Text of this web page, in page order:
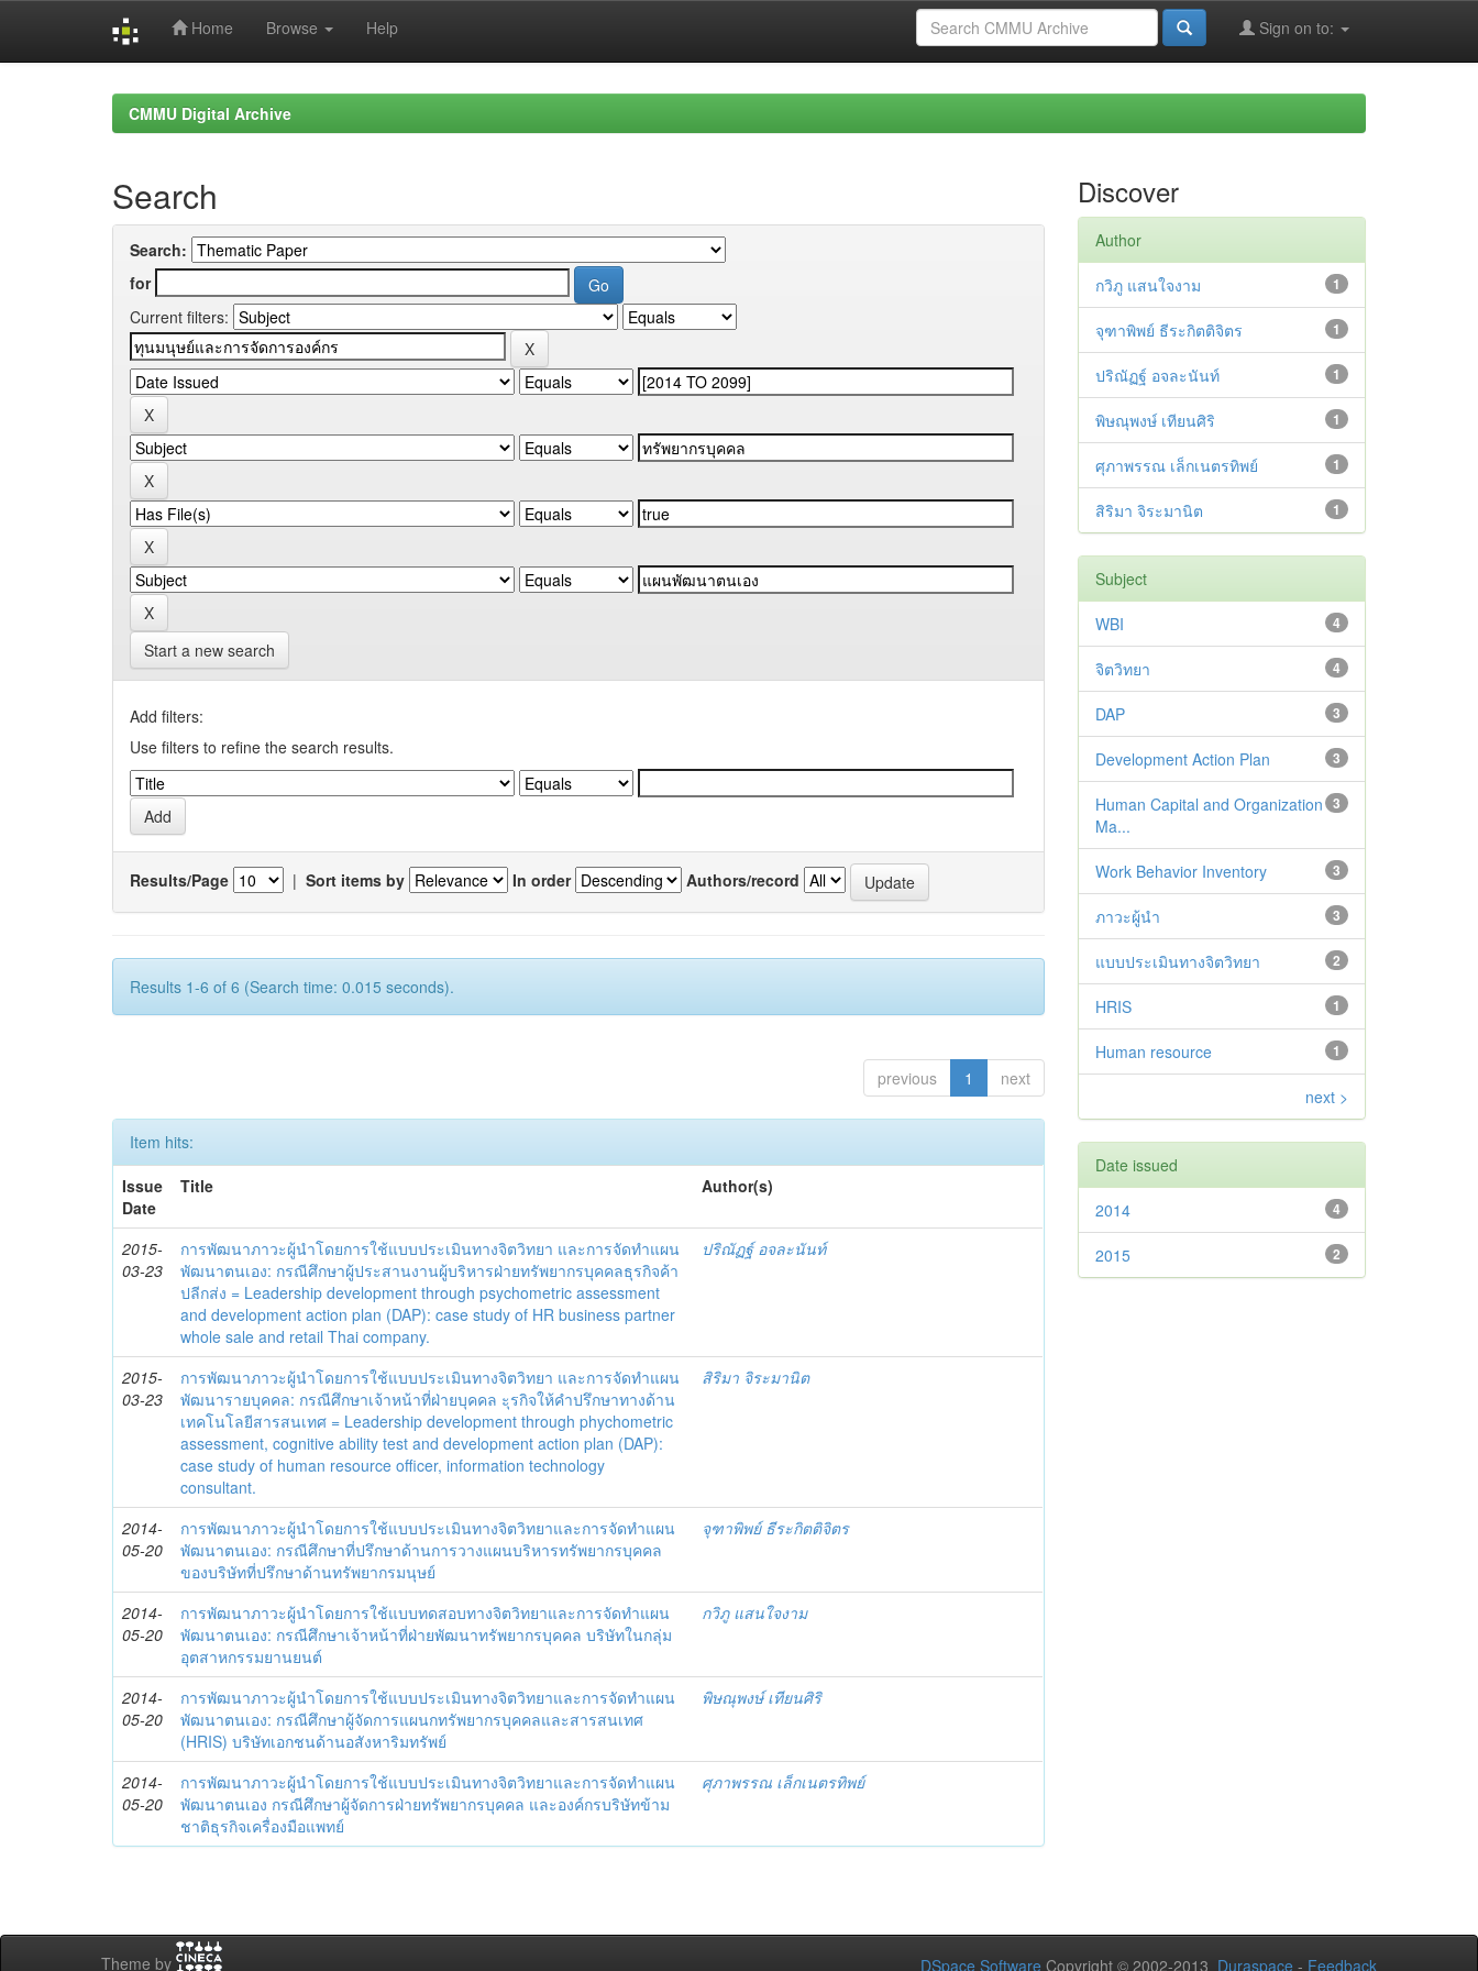
Home Browse Help Sign on to:
CMMU Digital Archive
Search
Search:
for
Current filters:
Start a new search
Add filters:
Use filters to refine the search results.
Results/Page | Sort items by In order Authors/record
Results 1-6 of 6 (Search time: 0.015 seconds).
previous 1 next
Item hits:
Issue
Date
Title Author(s)
2015-
03-23
การพัฒนาภาวะผู้นำโดยการใช้แบบประเมินทางจิตวิทยา และการจัดทำแผน
พัฒนาตนเอง: กรณีศึกษาผู้ประสานงานผู้บริหารฝ่ายทรัพยากรบุคคลธุรกิจค้า
ปลีกส่ง = Leadership development through psychometric assessment
and development action plan (DAP): case study of HR business partner
whole sale and retail Thai company.
ปริณัฏฐ์ อจละนันท์
2015-
03-23
การพัฒนาภาวะผู้นำโดยการใช้แบบประเมินทางจิตวิทยา และการจัดทำแผน
พัฒนารายบุคคล: กรณีศึกษาเจ้าหน้าที่ฝ่ายบุคคล ะุรกิจให้คำปรึกษาทางด้าน
เทคโนโลยีสารสนเทศ = Leadership development through phychometric
assessment, cognitive ability test and development action plan (DAP):
case study of human resource officer, information technology
consultant.
สิริมา จิระมานิต
2014-
05-20
การพัฒนาภาวะผู้นำโดยการใช้แบบประเมินทางจิตวิทยาและการจัดทำแผน
พัฒนาตนเอง: กรณีศึกษาที่ปรึกษาด้านการวางแผนบริหารทรัพยากรบุคคล
ของบริษัทที่ปรึกษาด้านทรัพยากรมนุษย์
จุฑาพิพย์ ธีระกิตติจิตร
2014-
05-20
การพัฒนาภาวะผู้นำโดยการใช้แบบทดสอบทางจิตวิทยาและการจัดทำแผน
พัฒนาตนเอง: กรณีศึกษาเจ้าหน้าที่ฝ่ายพัฒนาทรัพยากรบุคคล บริษัทในกลุ่ม
อุตสาหกรรมยานยนต์
กวิภู แสนใจงาม
2014-
05-20
การพัฒนาภาวะผู้นำโดยการใช้แบบประเมินทางจิตวิทยาและการจัดทำแผน
พัฒนาตนเอง: กรณีศึกษาผู้จัดการแผนกทรัพยากรบุคคลและสารสนเทศ
(HRIS) บริษัทเอกชนด้านอสังหาริมทรัพย์
พิษณุพงษ์ เทียนศิริ
2014-
05-20
การพัฒนาภาวะผู้นำโดยการใช้แบบประเมินทางจิตวิทยาและการจัดทำแผน
พัฒนาตนเอง กรณีศึกษาผู้จัดการฝ่ายทรัพยากรบุคคล และองค์กรบริษัทข้าม
ชาติธุรกิจเครื่องมือแพทย์
ศุภาพรรณ เล็กเนตรทิพย์
Discover
Author
1
กวิภู แสนใจงาม
1
จุฑาพิพย์ ธีระกิตติจิตร
1
ปริณัฏฐ์ อจละนันท์
1
พิษณุพงษ์ เทียนศิริ
1
ศุภาพรรณ เล็กเนตรทิพย์
1
สิริมา จิระมานิต
Subject
4
WBI
4
จิตวิทยา
3
DAP
3
Development Action Plan
3
Human Capital and Organization
Ma...
3
Work Behavior Inventory
3
ภาวะผู้นำ
2
แบบประเมินทางจิตวิทยา
1
HRIS
1
Human resource
next >
Date issued
4
2014
2
2015
Theme by DSpace Software Copyright © 2002-2013 Duraspace - Feedback